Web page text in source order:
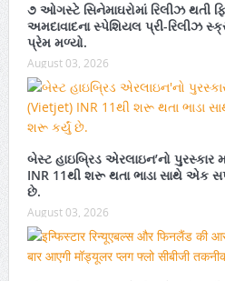
૭ ઓગસ્ટે સિનેમાઘરોમાં રિલીઝ થતી
અમદાવાદના સ્પેશિયલ પ્રી-રિલીઝ
પ્રેમ મળ્યો.
August 03, 2026
બેસ્ટ હાઇબ્રિડ એરલાઇન’નો
INR 11થી શરૂ થતા ભાડા સાથે એક
છે.
August 03, 2026